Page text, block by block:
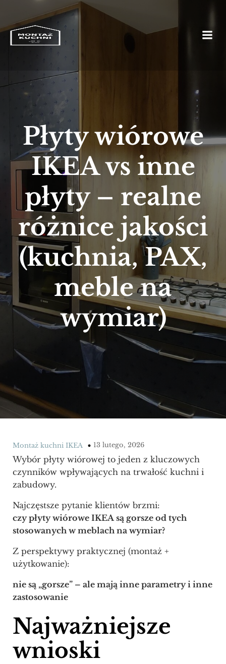
Płyty wiórowe
IKEA vs inne
płyty – realne
różnice jakości
(kuchnia, PAX,
meble na
wymiar)
Montaż kuchni IKEA 13 lutego, 2026
Wybór płyty wiórowej to jeden z kluczowych
czynników wpływających na trwałość kuchni i
zabudowy.
Najczęstsze pytanie klientów brzmi:
czy płyty wiórowe IKEA są gorsze od tych
stosowanych w meblach na wymiar?
Z perspektywy praktycznej (montaż +
użytkowanie):
nie są „gorsze” – ale mają inne parametry i inne
zastosowanie
Najważniejsze
wnioski